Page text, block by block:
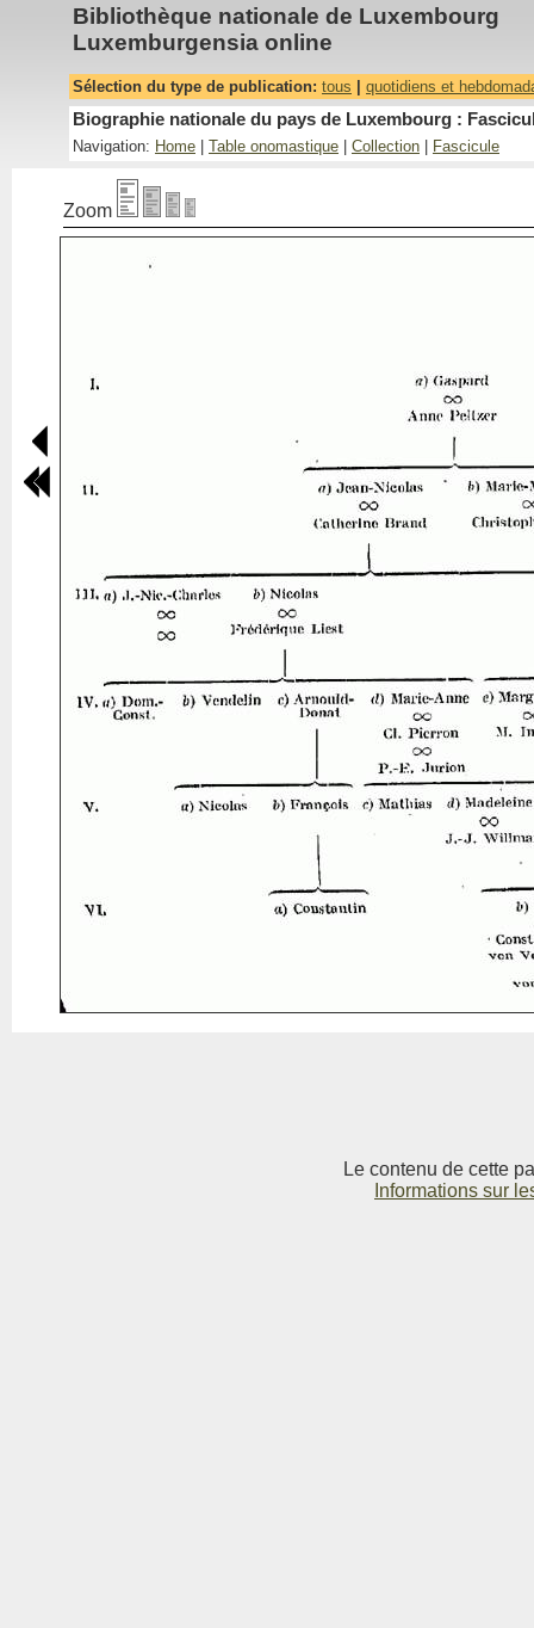
Bibliothèque nationale de Luxembourg
Luxemburgensia online
Sélection du type de publication: tous quotidiens et
Biographie nationale du pays de Luxembourg :
Navigation: Home Table onomastique Collection Fascicule
Zoom
Le contenu de cette
Informations sur